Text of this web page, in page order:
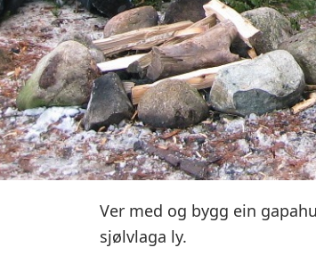
Ver med og bygg ein
sjølvlaga ly.